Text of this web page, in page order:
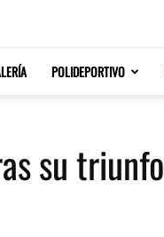
POLIDEPORTIVO
su triunfo